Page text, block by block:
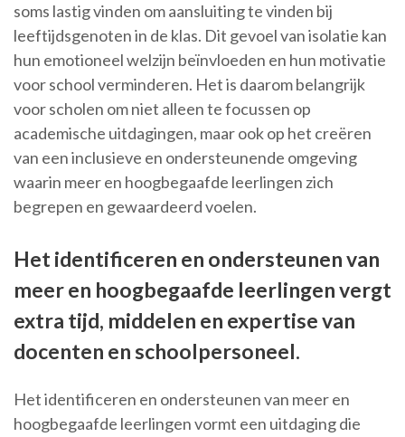
soms lastig vinden om aansluiting te vinden bij
leeftijdsgenoten in de klas. Dit gevoel van isolatie kan
hun emotioneel welzijn beïnvloeden en hun motivatie
voor school verminderen. Het is daarom belangrijk
voor scholen om niet alleen te focussen op
academische uitdagingen, maar ook op het creëren
van een inclusieve en ondersteunende omgeving
waarin meer en hoogbegaafde leerlingen zich
begrepen en gewaardeerd voelen.
Het identificeren en ondersteunen van
meer en hoogbegaafde leerlingen vergt
extra tijd, middelen en expertise van
docenten en schoolpersoneel.
Het identificeren en ondersteunen van meer en
hoogbegaafde leerlingen vormt een uitdaging die